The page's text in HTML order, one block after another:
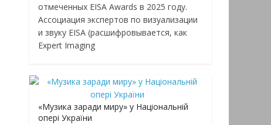
отмеченных EISA Awards в 2025 году.
Ассоциация экспертов по визуализации
и звуку EISA (расшифровывается, как
Expert Imaging
«Музика заради миру» у Національній
опері України